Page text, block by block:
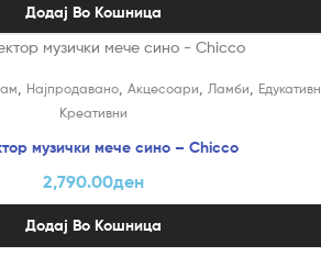
Додај Во Кошница
Најпродавано, Акцесоари Ламби
Креативни
музички мече сино – Chicco
2,790.00ден
Додај Во Кошница